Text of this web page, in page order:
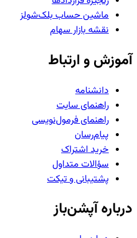
ماشین حساب بلک‌شولز
نقشه بازار سهام
آموزش و ارتباط
دانشنامه
راهنمای سایت
راهنمای فرمول‌نویسی
پیام‌رسان
خرید اشتراک
سؤالات متداول
پشتیبانی و تیکت
درباره آپشن‌باز